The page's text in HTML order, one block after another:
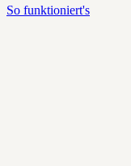
So funktioniert's